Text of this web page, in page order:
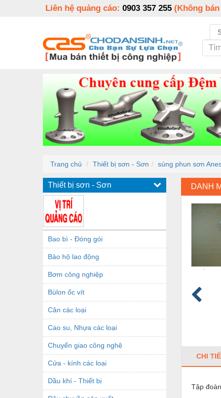
Liên hệ quảng cáo: 0903 357 255 (Không
Trang chủ Thiết bị sơn - Sơn súng phun sơn
Thiết bị sơn - Sơn
Bao bì - Đóng gói
Bảo hộ lao động
Bơm công nghiệp
Bùlon ốc vít
Cân các loại
Cao su, Nhựa các loại
Chuyển giao công nghệ
Cửa - kính các loại
Dầu khí - Thiết bị
DANH
CHI
Tập